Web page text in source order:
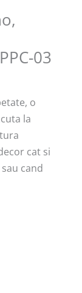
03
o
la
cat si
cand